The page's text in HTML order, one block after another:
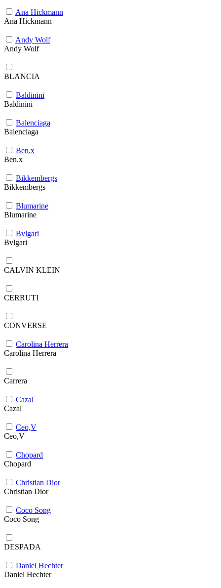
Ana Hickmann
Ana Hickmann
Andy Wolf
Andy Wolf
BLANCIA
Baldinini
Baldinini
Balenciaga
Balenciaga
Ben.x
Ben.x
Bikkembergs
Bikkembergs
Blumarine
Blumarine
Bvlgari
Bvlgari
CALVIN KLEIN
CERRUTI
CONVERSE
Carolina Herrera
Carolina Herrera
Carrera
Cazal
Cazal
Ceo,V
Ceo,V
Chopard
Chopard
Christian Dior
Christian Dior
Coco Song
Coco Song
DESPADA
Daniel Hechter
Daniel Hechter